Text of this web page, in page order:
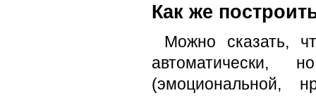
Как же
Можно сказать,
автоматически,
(эмоциональной,